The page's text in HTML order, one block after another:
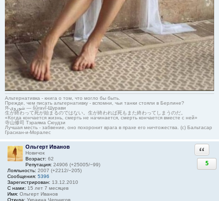
Альтернативка - книга о том, что могло бы быть.
Прежде, чем писать альтернативку - вспомни, чьи танки стояли в Берлине?
Я-شوروی — šûravî-Шурави
生が終わって死が始まるのではない。生が終われば死もまた終わってしまうのだ。
«Когда кончается жизнь, смерть не начинается, смерть кончается вместе с ней»
寺山修司 Тэраяма Сюудзи
Лучшая месть - забвение, оно похоронит врага в прахе его ничтожества. (с) Бальтасар
Грасиан-и-Моралес
Ольгерт Иванов
Новичок
Возраст: 62
Репутация: 24906 (+25005/−99)
Лояльность: 2007 (+2212/−205)
Сообщения: 5396
Зарегистрирован: 13.12.2010
С нами: 15 лет 7 месяцев
Имя: Ольгерт Иванов
Откуда: Украина Чернигов
5